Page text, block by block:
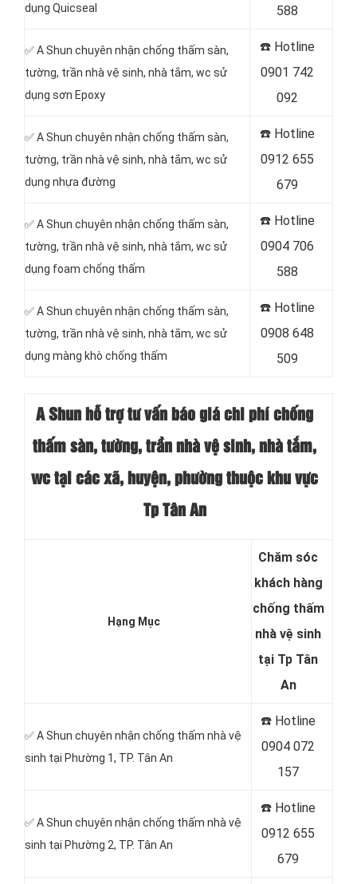
dụng Quicseal
588
✅ A Shun chuyên nhận chống thấm sàn,
tường, trần nhà vệ sinh, nhà tắm, wc sử
dụng sơn Epoxy
☎️ Hotline
0901 742
092
✅ A Shun chuyên nhận chống thấm sàn,
tường, trần nhà vệ sinh, nhà tắm, wc sử
dụng nhựa đường
☎️ Hotline
0912 655
679
✅ A Shun chuyên nhận chống thấm sàn,
tường, trần nhà vệ sinh, nhà tắm, wc sử
dụng foam chống thấm
☎️ Hotline
0904 706
588
✅ A Shun chuyên nhận chống thấm sàn,
tường, trần nhà vệ sinh, nhà tắm, wc sử
dụng màng khò chống thấm
☎️ Hotline
0908 648
509
A Shun hỗ trợ tư vấn báo giá chi phí chống
thấm sàn, tường, trần nhà vệ sinh, nhà tắm,
wc tại các xã, huyện, phường thuộc khu vực
Tp Tân An
Hạng Mục
Chăm sóc
khách hàng
chống thấm
nhà vệ sinh
tại Tp Tân
An
✅ A Shun chuyên nhận chống thấm nhà vệ
sinh tại Phường 1, TP. Tân An
☎️ Hotline
0904 072
157
✅ A Shun chuyên nhận chống thấm nhà vệ
sinh tại Phường 2, TP. Tân An
☎️ Hotline
0912 655
679